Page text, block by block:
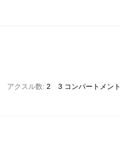
アクスル数 2 3 コンパートメント